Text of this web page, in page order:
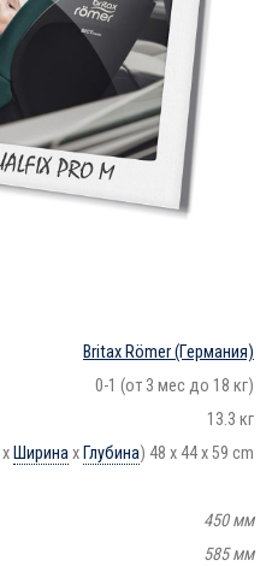
Britax Römer(Германия)
0-1 (от 3 мес до 18 кг)
13.3 кг
x Ширинаx Глубина) 48 x 44 x 59 cm
450 мм
585 мм